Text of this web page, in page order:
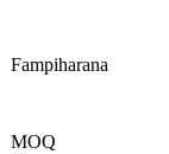
Fampiharana
MOQ